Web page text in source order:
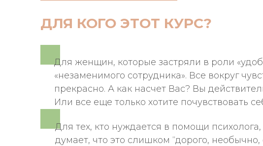
ДЛЯ КОГО ЭТОТ КУРС?
Для женщин, которые застряли в роли
«незаменимого сотрудника». Все вокруг
прекрасно. А как насчет Вас? Вы
Или все еще только хотите
Для тех, кто нуждается в помощи
думает, что это слишком “дорого, необычно,